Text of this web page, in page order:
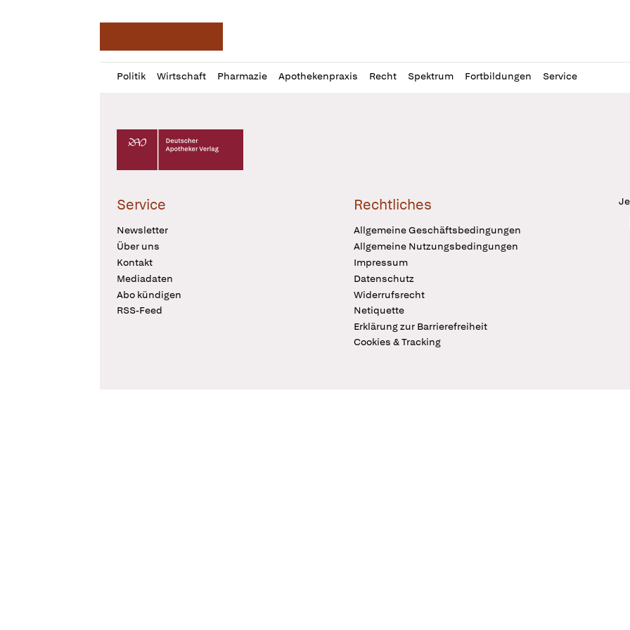
Politik Wirtschaft Pharmazie Apothekenpraxis Recht Spektrum Fortbildungen Service
Profil
öffnen
Daz
Pur
Deutscher Apotheker Verlag Logo
Service
Newsletter
Über uns
Kontakt
Mediadaten
Abo kündigen
RSS-Feed
Rechtliches
Allgemeine Geschäftsbedingungen
Allgemeine Nutzungsbedingungen
Impressum
Datenschutz
Widerrufsrecht
Netiquette
Erklärung zur Barrierefreiheit
Cookies & Tracking